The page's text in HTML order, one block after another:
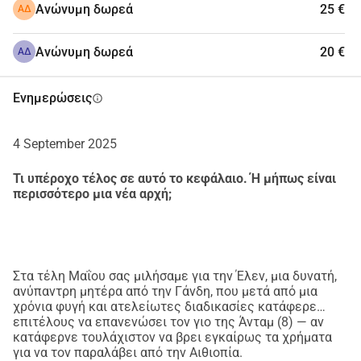
Ο Άνταμ, ο μικρότερος γιος μου, είναι πλέον οκτώ ετών.
Κατάφερε να διαφύγει στην Αιθιοπία μαζί με τη μητέρα
αλλά αυτός περιμένει εκεί ήδη 18 μήνες. Για να
μπορέσω να εγκαταλείψω τη χώρα, πρέπει να πληρώνω
6000
και συνεχίζει να αυξάνεται καθημερινά.
Επιπλέον, πρέπει να καλύψω και το αεροπορικό του
Η επανένωση της οικογένειας
φαίνεται αδύνατη, παρά τα σωστά
ΑΔ Ανώνυμη δωρεά 25 €
ΑΔ Ανώνυμη δωρεά 20 €
Ενημερώσειςinfo
4 September 2025
Τι υπέροχο τέλος σε αυτό το κεφάλαιο. Ή μήπως είναι
περισσότερο μια νέα αρχή;
Στα τέλη Μαΐου σας μιλήσαμε για την Έλεν, μια δυνατή,
ανύπαντρη μητέρα από την Γάνδη, που μετά από μια
χρόνια φυγή και ατελείωτες διαδικασίες κατάφερε
επιτέλους να επανενώσει τον γιο της Άνταμ (8) — αν
κατάφερνε τουλάχιστον να βρει εγκαίρως τα χρήματα
για να τον παραλάβει από την Αιθιοπία.